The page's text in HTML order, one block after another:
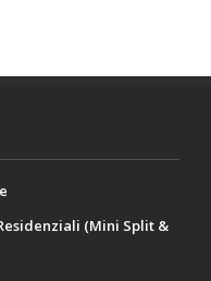
(Mini Split &